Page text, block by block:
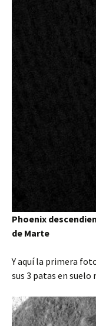
Phoenix
de Marte
Y aquí la primera
sus 3 patas en suelo